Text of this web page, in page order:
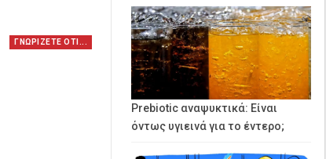
ΓΝΩΡΙΖΕΤΕ ΟΤΙ...
Prebiotic αναψυκτικά: Είναι
όντως υγιεινά για το έντερο;